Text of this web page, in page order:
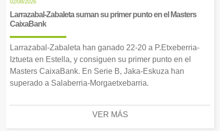
02/08/2026
Larrazabal-Zabaleta suman su primer punto en el Masters
CaixaBank
Larrazabal-Zabaleta han ganado 22-20 a P.Etxeberria-
Iztueta en Estella, y consiguen su primer punto en el
Masters CaixaBank. En Serie B, Jaka-Eskuza han
superado a Salaberria-Morgaetxebarria.
VER MÁS